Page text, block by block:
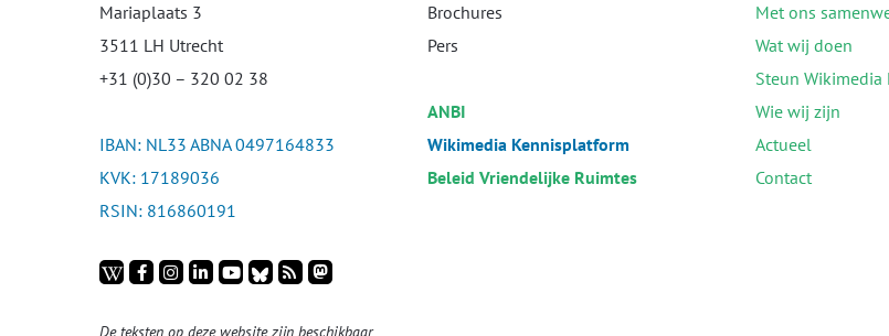
Mariaplaats 3
3511 LH Utrecht
+31 (0)30 – 320 02 38
IBAN: NL33 ABNA 0497164833
KVK: 17189036
RSIN: 816860191
De teksten op deze website zijn beschikbaar
Brochures
Pers
ANBI
Wikimedia Kennisplatform
Beleid Vriendelijke Ruimtes
Met ons
Wat wij doen
Steun Wikimedia
Wie wij zijn
Actueel
Contact